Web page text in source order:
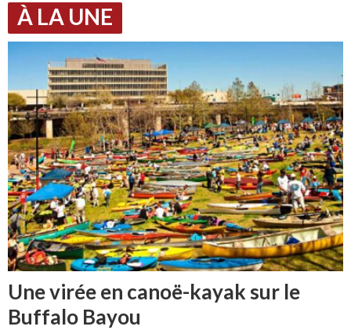
À LA UNE
Une virée en canoë-kayak sur le
Buffalo Bayou